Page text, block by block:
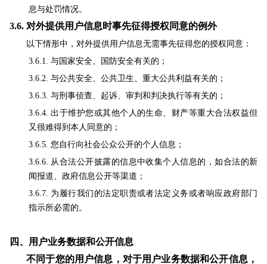
息与处罚情况。
3.6. 对外提供用户信息时事先征得授权同意的例外
以下情形中，对外提供用户信息无需事先征得您的授权同意：
3.6.1. 与国家安全、国防安全有关的；
3.6.2. 与公共安全、公共卫生、重大公共利益有关的；
3.6.3. 与刑事侦查、起诉、审判和判决执行等有关的；
3.6.4. 出于维护您或其他个人的生命、财产等重大合法权益但
又很难得到本人同意的；
3.6.5. 您自行向社会公众公开的个人信息；
3.6.6. 从合法公开披露的信息中收集个人信息的，如合法的新
闻报道、政府信息公开等渠道；
3.6.7. 为履行我们的法定职责或者法定义务或者响应政府部门
指示所必需的。
四、用户业务数据和公开信息
不同于您的用户信息，对于用户业务数据和公开信息，